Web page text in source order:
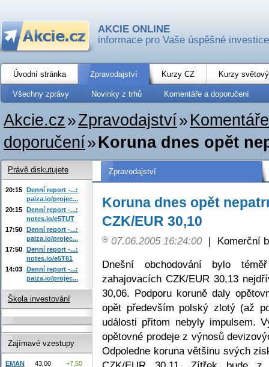
AKCIE ONLINE
informace pro Vaše úspěšné investice
Úvodní stránka Zpravodajství Kurzy CZ Kurzy
Všechny zprávy Novinky z trhů Komentáře a doporučení
Akcie.cz»Zpravodajství»
doporučení»Koruna dnes opět
Zpravodajství
Koruna dnes opět
CZK/EUR 30,10
07.06.2005 16:24:00 |
Komerční
Dnešní obchodování bylo
zahajovacích CZK/EUR 30,13
30,06. Podporu koruně daly
opět především polský zlotý (až
události přitom nebyly impulsem.
opětovné prodeje z výnosů
Odpoledne koruna většinu svých
Právě diskutujete
20:15 Denní report -...:
paiza.io/projec...
20:15 Denní report -...:
notes.io/e5TUT
17:50 Denní report -...:
paiza.io/projec...
17:50 Denní report -...:
notes.io/e5T61
14:03 Denní report -...:
paiza.io/projec...
Škola investování
Zajímavé vzestupy
EMAN 43,00
+7,50